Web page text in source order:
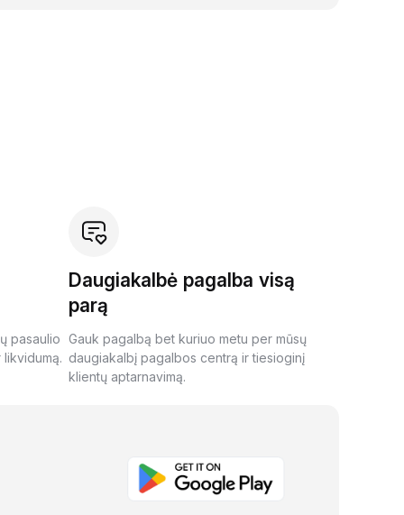
pasaulio
Daugiakalbė pagalba visą
parą
Gauk pagalbą bet kuriuo metu per mūsų
daugiakalbį pagalbos centrą ir tiesioginį
klientų aptarnavimą.